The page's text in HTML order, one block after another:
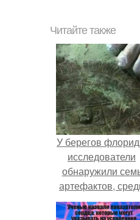
Читайте также
У берегов
исследователи
обнаружили
артефактов,
которых
выделялась